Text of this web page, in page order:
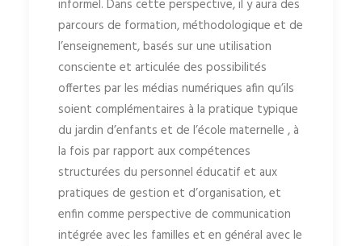
informel. Dans cette perspective, il y aura des
parcours de formation, méthodologique et de
l’enseignement, basés sur une utilisation
consciente et articulée des possibilités
offertes par les médias numériques afin qu’ils
soient complémentaires à la pratique typique
du jardin d’enfants et de l’école maternelle , à
la fois par rapport aux compétences
structurées du personnel éducatif et aux
pratiques de gestion et d’organisation, et
enfin comme perspective de communication
intégrée avec les familles et en général avec le